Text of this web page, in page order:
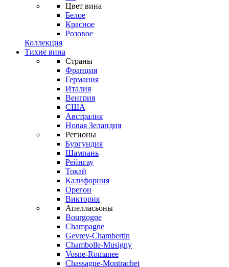
Цвет вина
Белое
Красное
Розовое
Коллекция
Тихие вина
Страны
Франция
Германия
Италия
Венгрия
США
Австралия
Новая Зеландия
Регионы
Бургундия
Шампань
Рейнгау
Токай
Калифорния
Орегон
Виктория
Апелласьоны
Bourgogne
Champagne
Gevrey-Chambertin
Chambolle-Musigny
Vosne-Romanee
Chassagne-Montrachet